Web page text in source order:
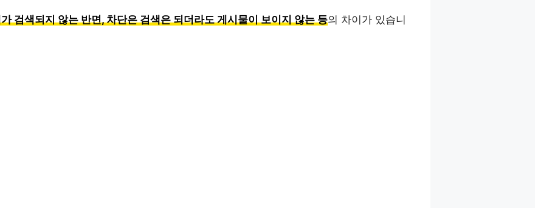
검색되지 않는 반면, 차단은 검색은 되더라도 게시물이 보이지 않는 등의 차이가 있습니